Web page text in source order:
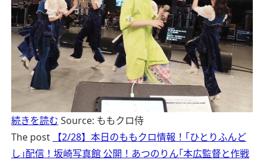
続きを読む Source: ももクロ侍
The post
【2/28】本日のももクロ情報！｢ひとりふんど
し｣配信！坂崎写真館 公開！あつのりん｢本広監督と作戦